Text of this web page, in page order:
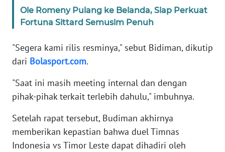
Ole Romeny Pulang ke Belanda, Siap Perkuat
Fortuna Sittard Semusim Penuh
"Segera kami rilis resminya," sebut Bidiman, dikutip
dari Bolasport.com.
"Saat ini masih meeting internal dan dengan
pihak-pihak terkait terlebih dahulu," imbuhnya.
Setelah rapat tersebut, Budiman akhirnya
memberikan kepastian bahwa duel Timnas
Indonesia vs Timor Leste dapat dihadiri oleh
WAHANA
WAHANA
WISATA
MARTABAT